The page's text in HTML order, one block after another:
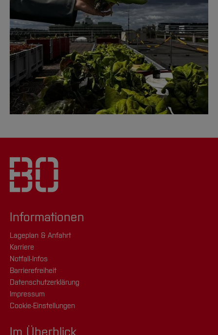
Informationen
Lageplan & Anfahrt
Karriere
Notfall-Infos
Barrierefreiheit
Datenschutzerklärung
Impressum
Cookie-Einstellungen
Im Überblick